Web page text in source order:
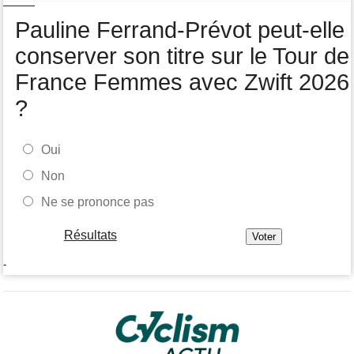
Pauline Ferrand-Prévot peut-elle
conserver son titre sur le Tour de
France Femmes avec Zwift 2026
?
Oui
Non
Ne se prononce pas
Résultats
-